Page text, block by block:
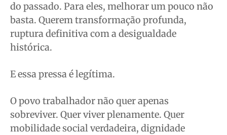
do passado. Para eles, melhorar um pouco não
basta. Querem transformação profunda,
ruptura definitiva com a desigualdade
histórica.
E essa pressa é legítima.
O povo trabalhador não quer apenas
sobreviver. Quer viver plenamente. Quer
mobilidade social verdadeira, dignidade